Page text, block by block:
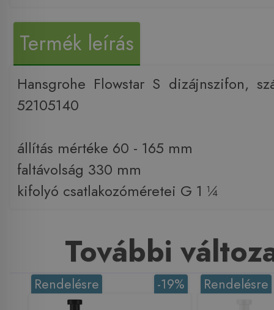
Termék leírás
Hansgrohe Flowstar S dizájnszifon,
52105140
állítás mértéke 60 - 165 mm
faltávolság 330 mm
kifolyó csatlakozóméretei G 1 ¼
További
-19%
Rendelésre Rendelésre